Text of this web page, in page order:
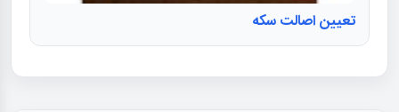
تعیین اصالت سکه